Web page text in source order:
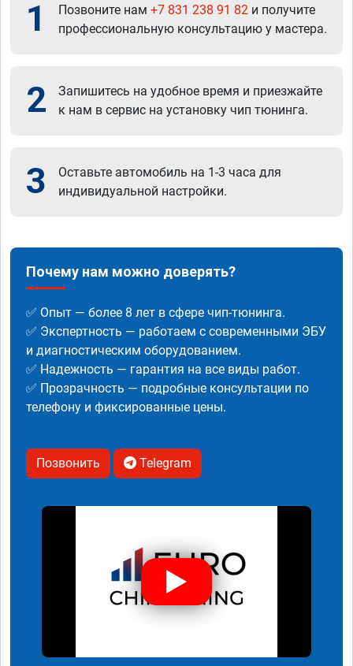
1 Позвоните нам +7 831 238 91 82 и получите
профессиональную консультацию у мастера.
2
Запишитесь на удобное время и приезжайте
к нам в сервис на установку чип тюнинга.
3
Оставьте автомобиль на 1-3 часа для
индивидуальной настройки.
Почему нам можно доверять?
✅ Опыт — более 8 лет в сфере чип-тюнинга.
✅ Экспертность — работаем с современными ЭБУ
и диагностическим оборудованием.
✅ Надежность — гарантия на все виды работ.
✅ Прозрачность — подробные консультации по
телефону и фиксированные цены.
Позвонить Telegram